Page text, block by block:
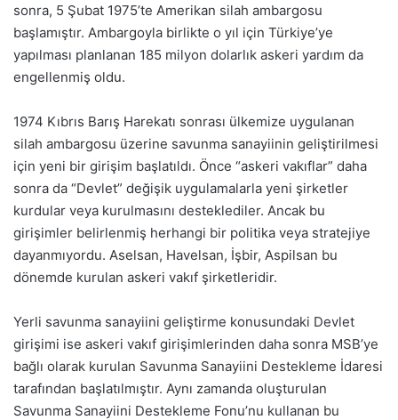
sonra, 5 Şubat 1975’te Amerikan silah ambargosu
başlamıştır. Ambargoyla birlikte o yıl için Türkiye’ye
yapılması planlanan 185 milyon dolarlık askeri yardım da
engellenmiş oldu.
1974 Kıbrıs Barış Harekatı sonrası ülkemize uygulanan
silah ambargosu üzerine savunma sanayiinin geliştirilmesi
için yeni bir girişim başlatıldı. Önce “askeri vakıflar” daha
sonra da “Devlet” değişik uygulamalarla yeni şirketler
kurdular veya kurulmasını desteklediler. Ancak bu
girişimler belirlenmiş herhangi bir politika veya stratejiye
dayanmıyordu. Aselsan, Havelsan, İşbir, Aspilsan bu
dönemde kurulan askeri vakıf şirketleridir.
Yerli savunma sanayiini geliştirme konusundaki Devlet
girişimi ise askeri vakıf girişimlerinden daha sonra MSB’ye
bağlı olarak kurulan Savunma Sanayiini Destekleme İdaresi
tarafından başlatılmıştır. Aynı zamanda oluşturulan
Savunma Sanayiini Destekleme Fonu’nu kullanan bu